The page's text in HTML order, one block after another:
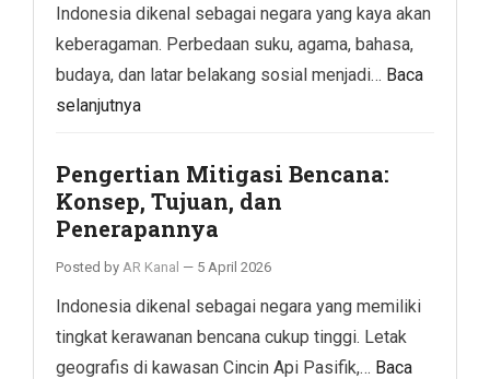
Indonesia dikenal sebagai negara yang kaya akan
keberagaman. Perbedaan suku, agama, bahasa,
budaya, dan latar belakang sosial menjadi… Baca
selanjutnya
Pengertian Mitigasi Bencana:
Konsep, Tujuan, dan
Penerapannya
Posted by AR Kanal — 5 April 2026
Indonesia dikenal sebagai negara yang memiliki
tingkat kerawanan bencana cukup tinggi. Letak
geografis di kawasan Cincin Api Pasifik,… Baca